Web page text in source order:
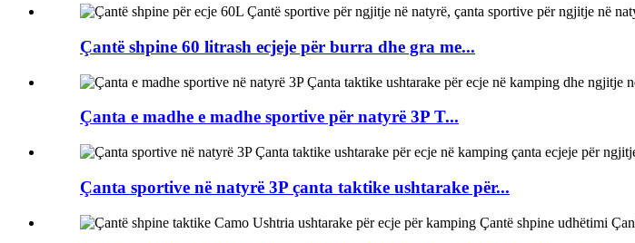
Çantë shpine 60 litrash ecjeje për burra dhe gra me...
Çanta e madhe e madhe sportive për natyrë 3P T...
Çanta sportive në natyrë 3P çanta taktike ushtarake për...